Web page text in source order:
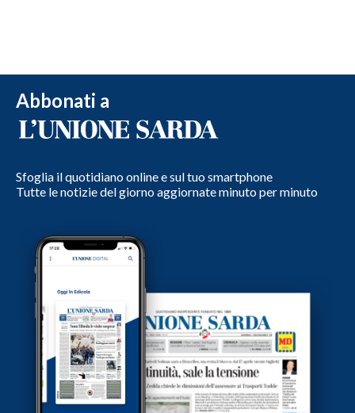
Abbonati a
Sfoglia il quotidiano online e sul tuo smartphone
Tutte le notizie del giorno aggiornate minuto per minuto